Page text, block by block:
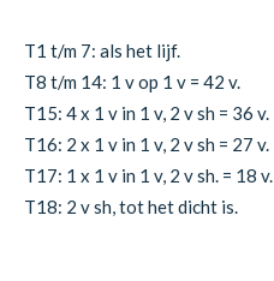
T1 t/m 7: als het lijf.
T8 t/m 14: 1 v op 1 v = 42 v.
T15: 4 x 1 v in 1 v, 2 v sh = 36 v.
T16: 2 x 1 v in 1 v, 2 v sh = 27 v.
T17: 1 x 1 v in 1 v, 2 v sh. = 18 v.
T18: 2 v sh, tot het dicht is.